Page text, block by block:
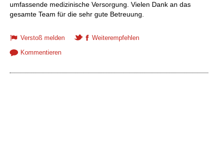
umfassende medizinische Versorgung. Vielen Dank an das
gesamte Team für die sehr gute Betreuung.
Verstoß melden
Weiterempfehlen
Kommentieren